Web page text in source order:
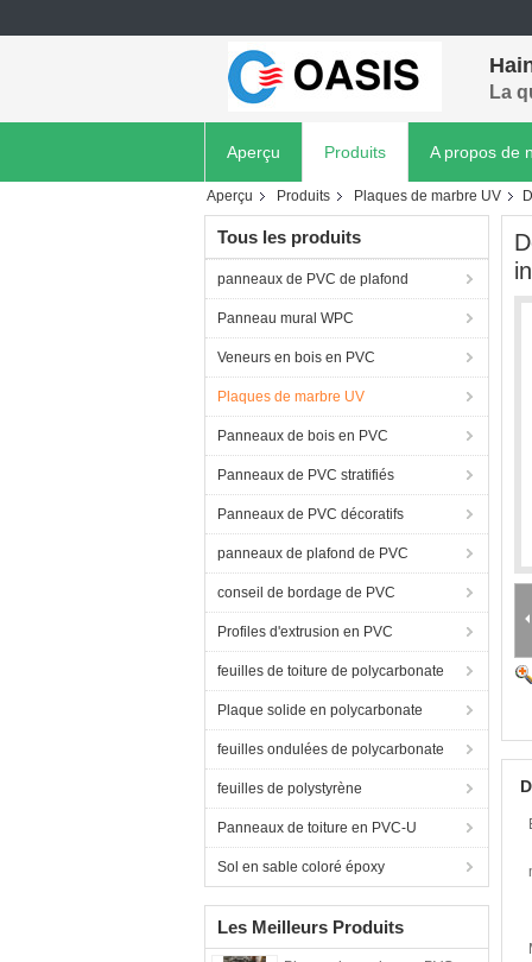
La
Aperçu Produits A propos de
Aperçu Produits Plaques de marbre UV
Tous les produits
panneaux de PVC de plafond
Panneau mural WPC
Veneurs en bois en PVC
Plaques de marbre UV
Panneaux de bois en PVC
Panneaux de PVC stratifiés
Panneaux de PVC décoratifs
panneaux de plafond de PVC
conseil de bordage de PVC
Profiles d'extrusion en PVC
feuilles de toiture de polycarbonate
Plaque solide en polycarbonate
feuilles ondulées de polycarbonate
feuilles de polystyrène
Panneaux de toiture en PVC-U
Sol en sable coloré époxy
Les Meilleurs Produits